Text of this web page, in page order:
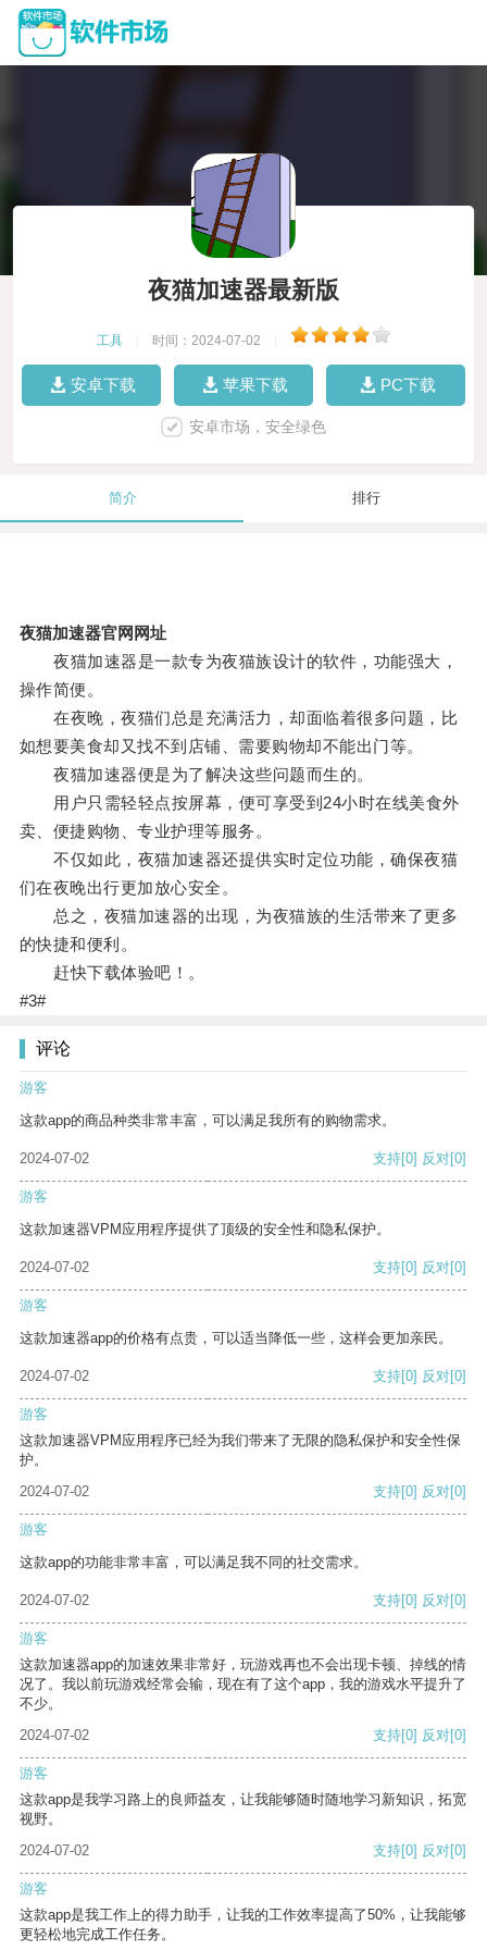
夜猫加速器最新版
工具 时间：2024-07-02
安卓下载 苹果下载 PC下载
安卓市场，安全绿色
简介 排行
夜猫加速器官网网址
夜猫加速器是一款专为夜猫族设计的软件，功能强大，
操作简便。
在夜晚，夜猫们总是充满活力，却面临着很多问题，比
如想要美食却又找不到店铺、需要购物却不能出门等。
夜猫加速器便是为了解决这些问题而生的。
用户只需轻轻点按屏幕，便可享受到24小时在线美食外
卖、便捷购物、专业护理等服务。
不仅如此，夜猫加速器还提供实时定位功能，确保夜猫
们在夜晚出行更加放心安全。
总之，夜猫加速器的出现，为夜猫族的生活带来了更多
的快捷和便利。
赶快下载体验吧！。
#3#
评论
游客
这款app的商品种类非常丰富，可以满足我所有的购物需求。
2024-07-02 支持[0] 反对[0]
游客
这款加速器VPM应用程序提供了顶级的安全性和隐私保护。
2024-07-02 支持[0] 反对[0]
游客
这款加速器app的价格有点贵，可以适当降低一些，这样会更加亲民。
2024-07-02 支持[0] 反对[0]
游客
这款加速器VPM应用程序已经为我们带来了无限的隐私保护和安全性保
护。
2024-07-02
支持[0] 反对[0]
游客
这款app的功能非常丰富，可以满足我不同的社交需求。
2024-07-02 支持[0] 反对[0]
游客
这款加速器app的加速效果非常好，玩游戏再也不会出现卡顿、掉线的情
况了。我以前玩游戏经常会输，现在有了这个app，我的游戏水平提升了
不少。
2024-07-02
支持[0] 反对[0]
游客
这款app是我学习路上的良师益友，让我能够随时随地学习新知识，拓宽
视野。
2024-07-02
支持[0] 反对[0]
游客
这款app是我工作上的得力助手，让我的工作效率提高了50%，让我能够
更轻松地完成工作任务。